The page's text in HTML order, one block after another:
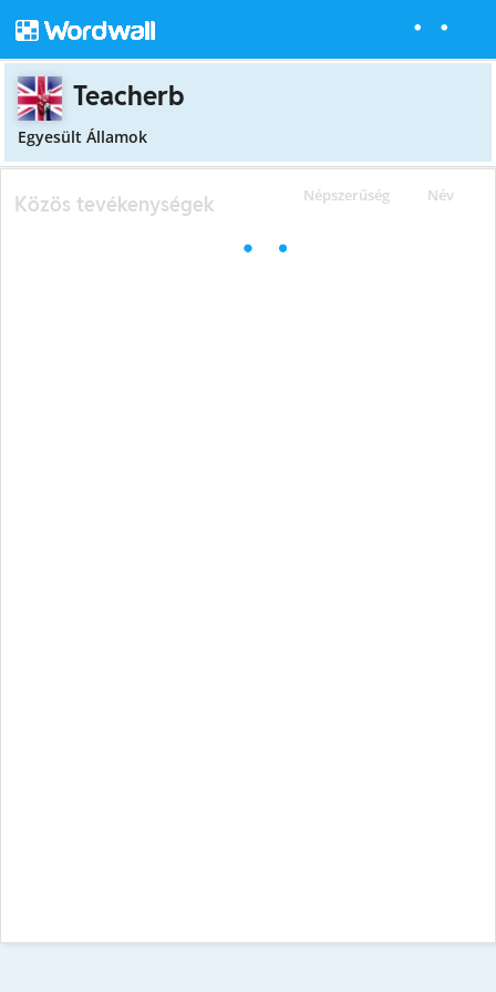
Teacherb
Egyesült Államok
Népszerűség Név
Közös tevékenységek